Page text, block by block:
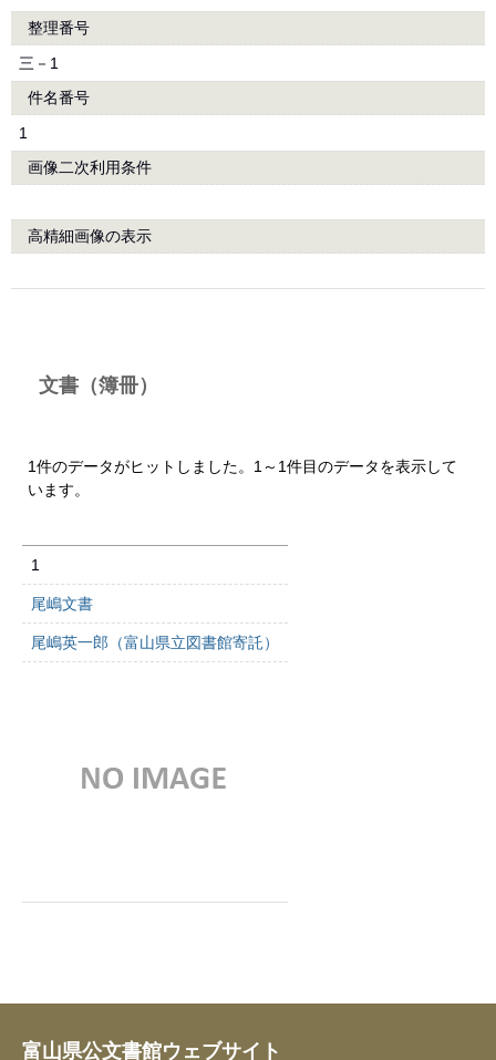
整理番号
三－1
件名番号
1
画像二次利用条件
高精細画像の表示
文書（簿冊）
1件のデータがヒットしました。1～1件目のデータを表示して
います。
1
尾嶋文書
尾嶋英一郎（富山県立図書館寄託）
富山県公文書館ウェブサイト